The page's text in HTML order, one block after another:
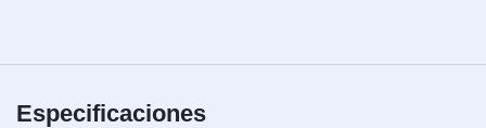
Especificaciones